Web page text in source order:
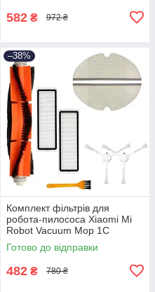
582 ₴ 972 ₴
–38%
Комплект фільтрів для
робота-пилососа Xiaomi Mi
Robot Vacuum Mop 1С
STYTJ01ZHM SKV4093GL
STYTJ02ZHM STYTJ03ZHM
Готово до відправки
482 ₴ 780 ₴